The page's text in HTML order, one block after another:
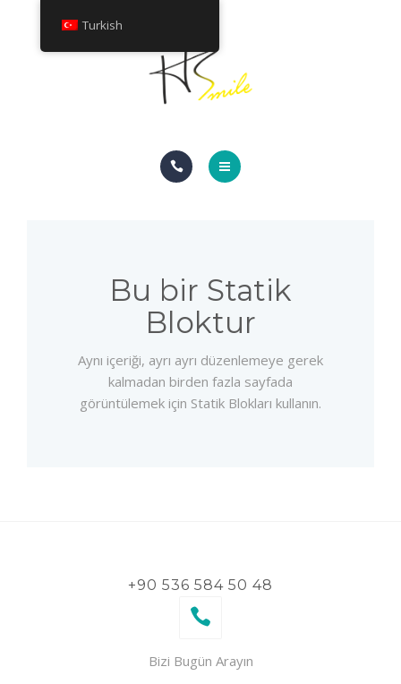
HAKKINDA
Bu bir Statik
Bloktur
Aynı içeriği, ayrı ayrı düzenlemeye gerek
kalmadan birden fazla sayfada
görüntülemek için Statik Blokları kullanın.
+90 536 584 50 48
Bizi Bugün Arayın
Turkish